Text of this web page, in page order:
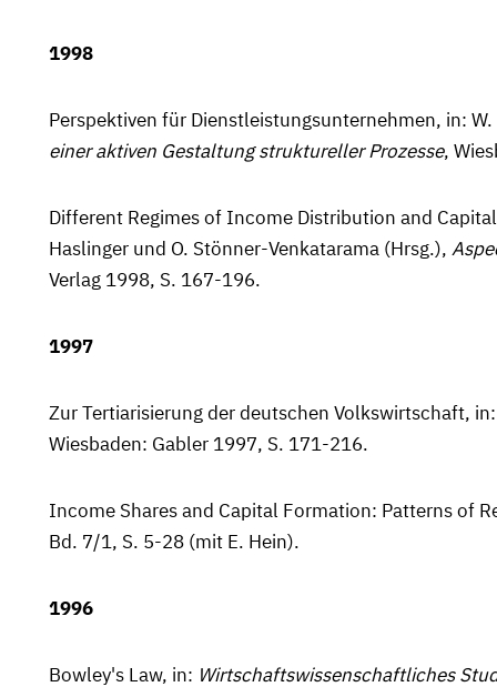
1998
Perspektiven für Dienstleistungsunternehmen, in:
einer aktiven Gestaltung struktureller Prozesse,
Different Regimes of Income Distribution and
Haslinger und O. Stönner-Venkatarama (Hrsg.),
Verlag 1998, S. 167-196.
1997
Zur Tertiarisierung der deutschen Volkswirtschaft,
Wiesbaden: Gabler 1997, S. 171-216.
Income Shares and Capital Formation: Patterns of
Bd. 7/1, S. 5-28 (mit E. Hein).
1996
Bowley's Law, in: Wirtschaftswissenschaftliches